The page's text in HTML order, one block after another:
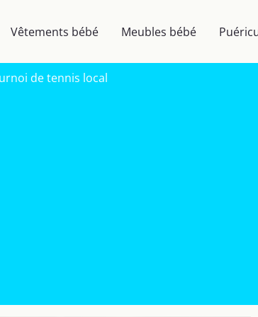
Vêtements bébé Meubles bébé
de tennis local